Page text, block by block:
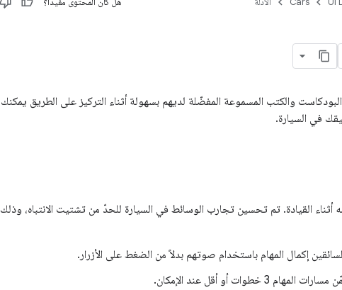
والكتب المسموعة المفضّلة لديهم بسهولة أثناء التركيز على الطريق يمكنك
في السيارة.
القيادة. تم تحسين تجارب الوسائط في السيارة للحدّ من تشتيت الانتباه، وذلك
إكمال المهام باستخدام صوتهم بدلاً من الضغط على الأزرار.
خطوات أو أقل عند الإمكان.